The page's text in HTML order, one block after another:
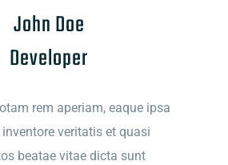
John Doe
Developer
rem aperiam, eaque ipsa
veritatis et quasi
beatae vitae dicta sunt